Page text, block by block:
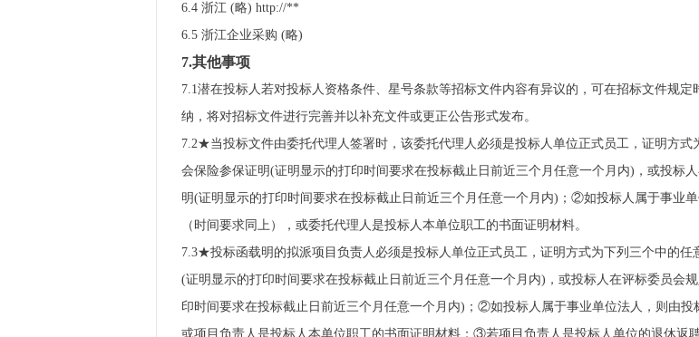
6.4 浙江 (略) http://**
6.5 浙江企业采购 (略)
7.其他事项
7.1潜在投标人若对投标人资格条件、星号条款等招标文件内容有异议的，可在招标文件规
纳，将对招标文件进行完善并以补充文件或更正公告形式发布。
7.2★当投标文件由委托代理人签署时，该委托代理人必须是投标人单位正式员工，证明方
会保险参保证明(证明显示的打印时间要求在投标截止日前近三个月任意一个月内)，或投标
明(证明显示的打印时间要求在投标截止日前近三个月任意一个月内)；②如投标人属于事业
（时间要求同上），或委托代理人是投标人本单位职工的书面证明材料。
7.3★投标函载明的拟派项目负责人必须是投标人单位正式员工，证明方式为下列三个中的
(证明显示的打印时间要求在投标截止日前近三个月任意一个月内)，或投标人在评标委员会
印时间要求在投标截止日前近三个月任意一个月内)；②如投标人属于事业单位法人，则由投
或项目负责人是投标人本单位职工的书面证明材料；③若项目负责人是投标人单位的退休返